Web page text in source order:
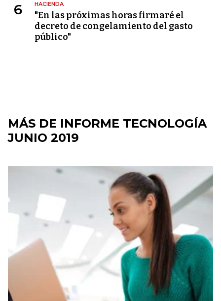
6 HACIENDA
"En las próximas horas firmaré el
decreto de congelamiento del gasto
público"
MÁS DE INFORME TECNOLOGÍA
JUNIO 2019